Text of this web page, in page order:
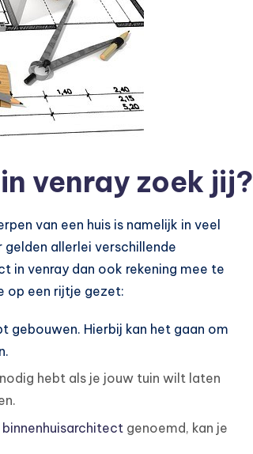
venray zoek jij?
van een huis is namelijk in veel
allerlei verschillende
in venray dan ook rekening mee te
op een rijtje gezet:
Hierbij kan het gaan om
hebt als je jouw tuin wilt laten
binnenhuisarchitect genoemd, kan je